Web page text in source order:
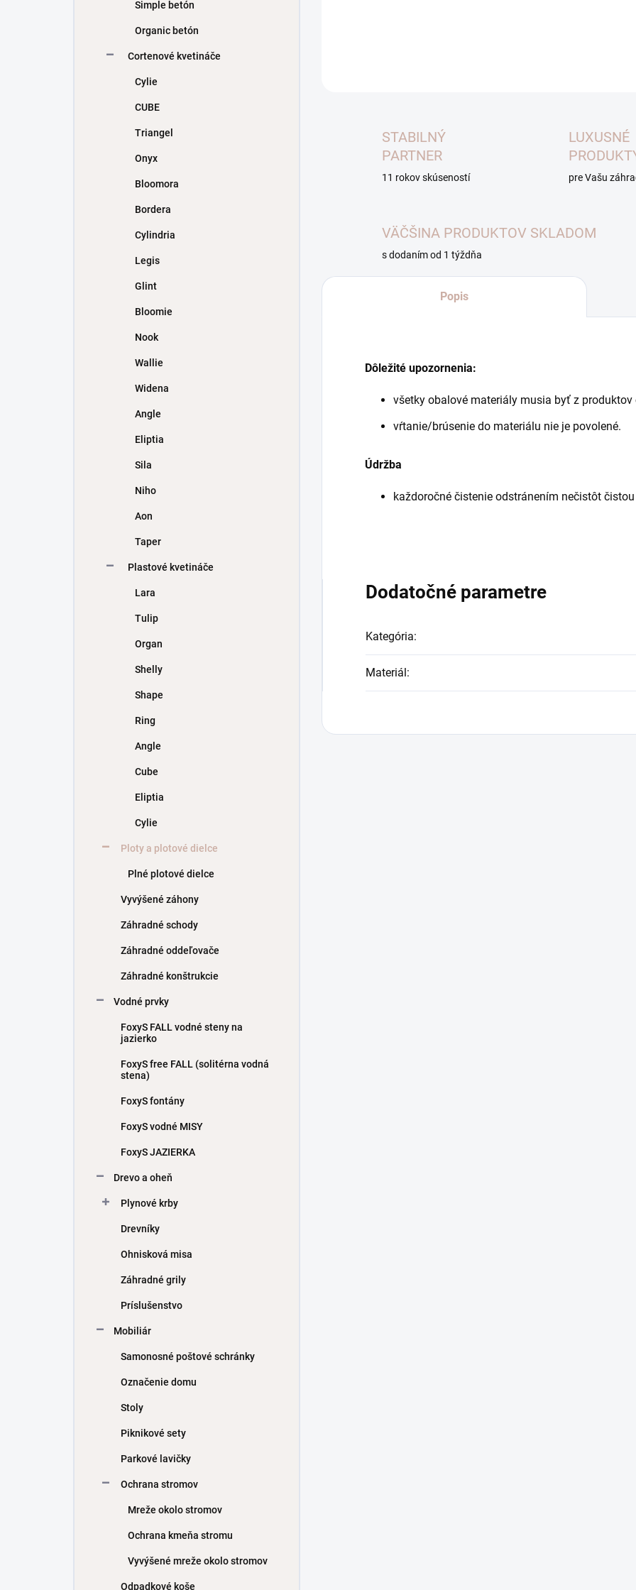
Simple betón
Organic betón
Cortenové kvetináče
Cylie
CUBE
Triangel
Onyx
Bloomora
Bordera
Cylindria
Legis
Glint
Bloomie
Nook
Wallie
Widena
Angle
Eliptia
Sila
Niho
Aon
Taper
Plastové kvetináče
Lara
Tulip
Organ
Shelly
Shape
Ring
Angle
Cube
Eliptia
Cylie
Ploty a plotové dielce
Plné plotové dielce
Vyvýšené záhony
Záhradné schody
Záhradné oddeľovače
Záhradné konštrukcie
Vodné prvky
FoxyS FALL vodné steny na
jazierko
FoxyS free FALL (solitérna vodná
stena)
FoxyS fontány
FoxyS vodné MISY
FoxyS JAZIERKA
Drevo a oheň
Plynové krby
Drevníky
Ohnisková misa
Záhradné grily
Príslušenstvo
Mobiliár
Samonosné poštové schránky
Označenie domu
Stoly
Piknikové sety
Parkové lavičky
Ochrana stromov
Mreže okolo stromov
Ochrana kmeňa stromu
Vyvýšené mreže okolo stromov
Odpadkové koše
STABILNÝ
PARTNER
11 rokov skúseností
LUXUSNÉ
pre Vašu
VÄČŠINA PRODUKTOV SKLADOM
s dodaním od 1 týždňa
Popis
Dôležité upozornenia:
všetky obalové materiály musia byť z produktov
vŕtanie/brúsenie do materiálu nie je povolené.
Údržba
každoročné čistenie odstránením nečistôt
Dodatočné parametre
Kategória:
Materiál: